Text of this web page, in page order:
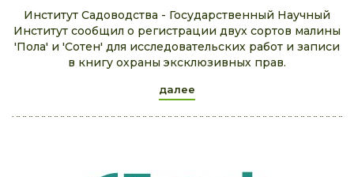
Институт Садоводства - Государственный Научный
Институт сообщил о регистрации двух сортов малины
'Пола' и 'Сотен' для исследовательских работ и записи
в книгу охраны эксклюзивных прав.
далее